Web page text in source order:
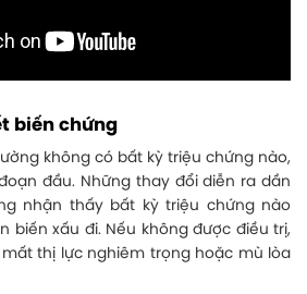
biến chứng
không có bất kỳ triệu chứng nào,
đầu. Những thay đổi diễn ra dần
nhận thấy bất kỳ triệu chứng nào
biến xấu đi. Nếu không được điều trị,
thị lực nghiêm trọng hoặc mù lòa